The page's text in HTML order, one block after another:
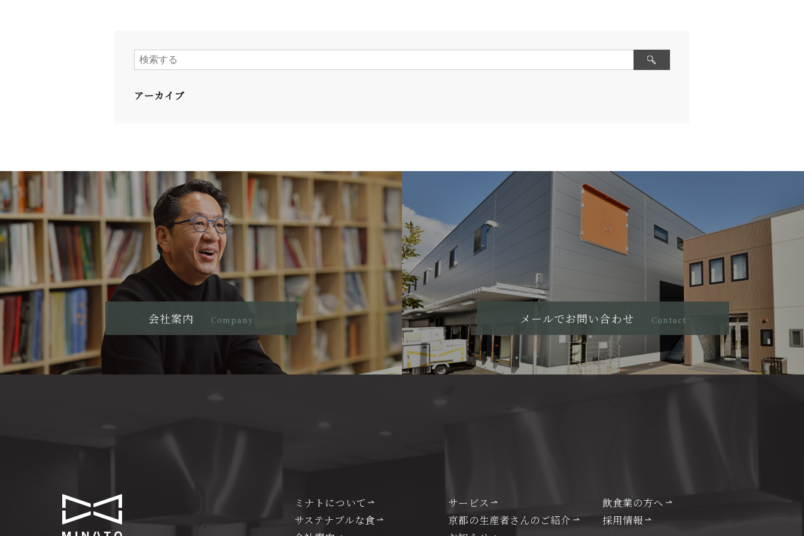
アーカイブ
会社案内 Company メールでお問い合わせ Contact
ミナトについて サービス
飲食業の方へ
サステナブルな食
京都の生産者さんのご紹介
採用情報